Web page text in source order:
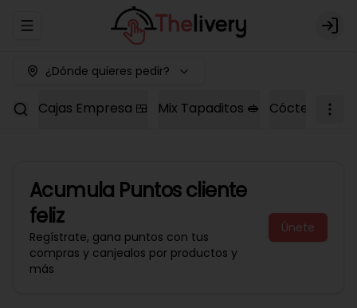
Abrir menu de navegación Login
¿Dónde quieres pedir?
Cajas Empresa 🍱 Mix Tapaditos 🥪 Cóctel Dulce
Acumula Puntos cliente
feliz
Regístrate, gana puntos con tus
compras y canjealos por productos y
más
Únete